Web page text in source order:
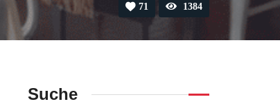
71 1384
Suche